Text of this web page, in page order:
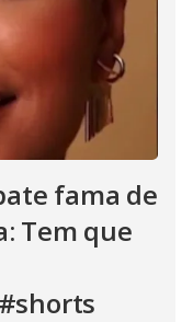
fama de
Tem que